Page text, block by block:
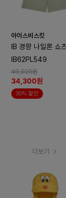
아이스비스킷
IB 경량 나일론 쇼
IB62PL549
49,000원
34,300원
30% 할인
더보기